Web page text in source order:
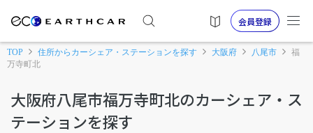
会員登録
TOP 住所からカーシェア・ステーションを探す 大阪府 八尾市
福
万寺町北
大阪府八尾市福万寺町北のカーシェア・ス
テーションを探す